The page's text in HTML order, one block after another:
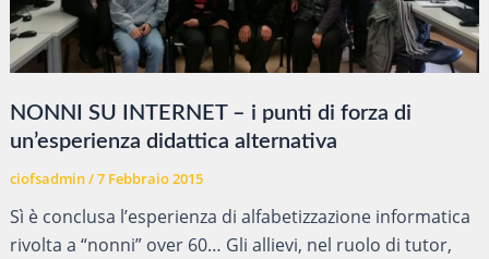
NONNI SU INTERNET – i punti di forza di
un’esperienza didattica alternativa
ciofsadmin/7 Febbraio 2015
Sì è conclusa l’esperienza di alfabetizzazione informatica
rivolta a “nonni” over 60… Gli allievi, nel ruolo di tutor,